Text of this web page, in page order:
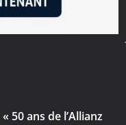
50 ans de l’Allianz